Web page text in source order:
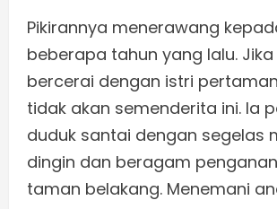
Pikirannya menerawang
beberapa tahun yang lalu.
bercerai dengan istri
tidak akan semenderita ini. Ia
duduk santai dengan segelas
dingin dan beragam
taman belakang. Menemani